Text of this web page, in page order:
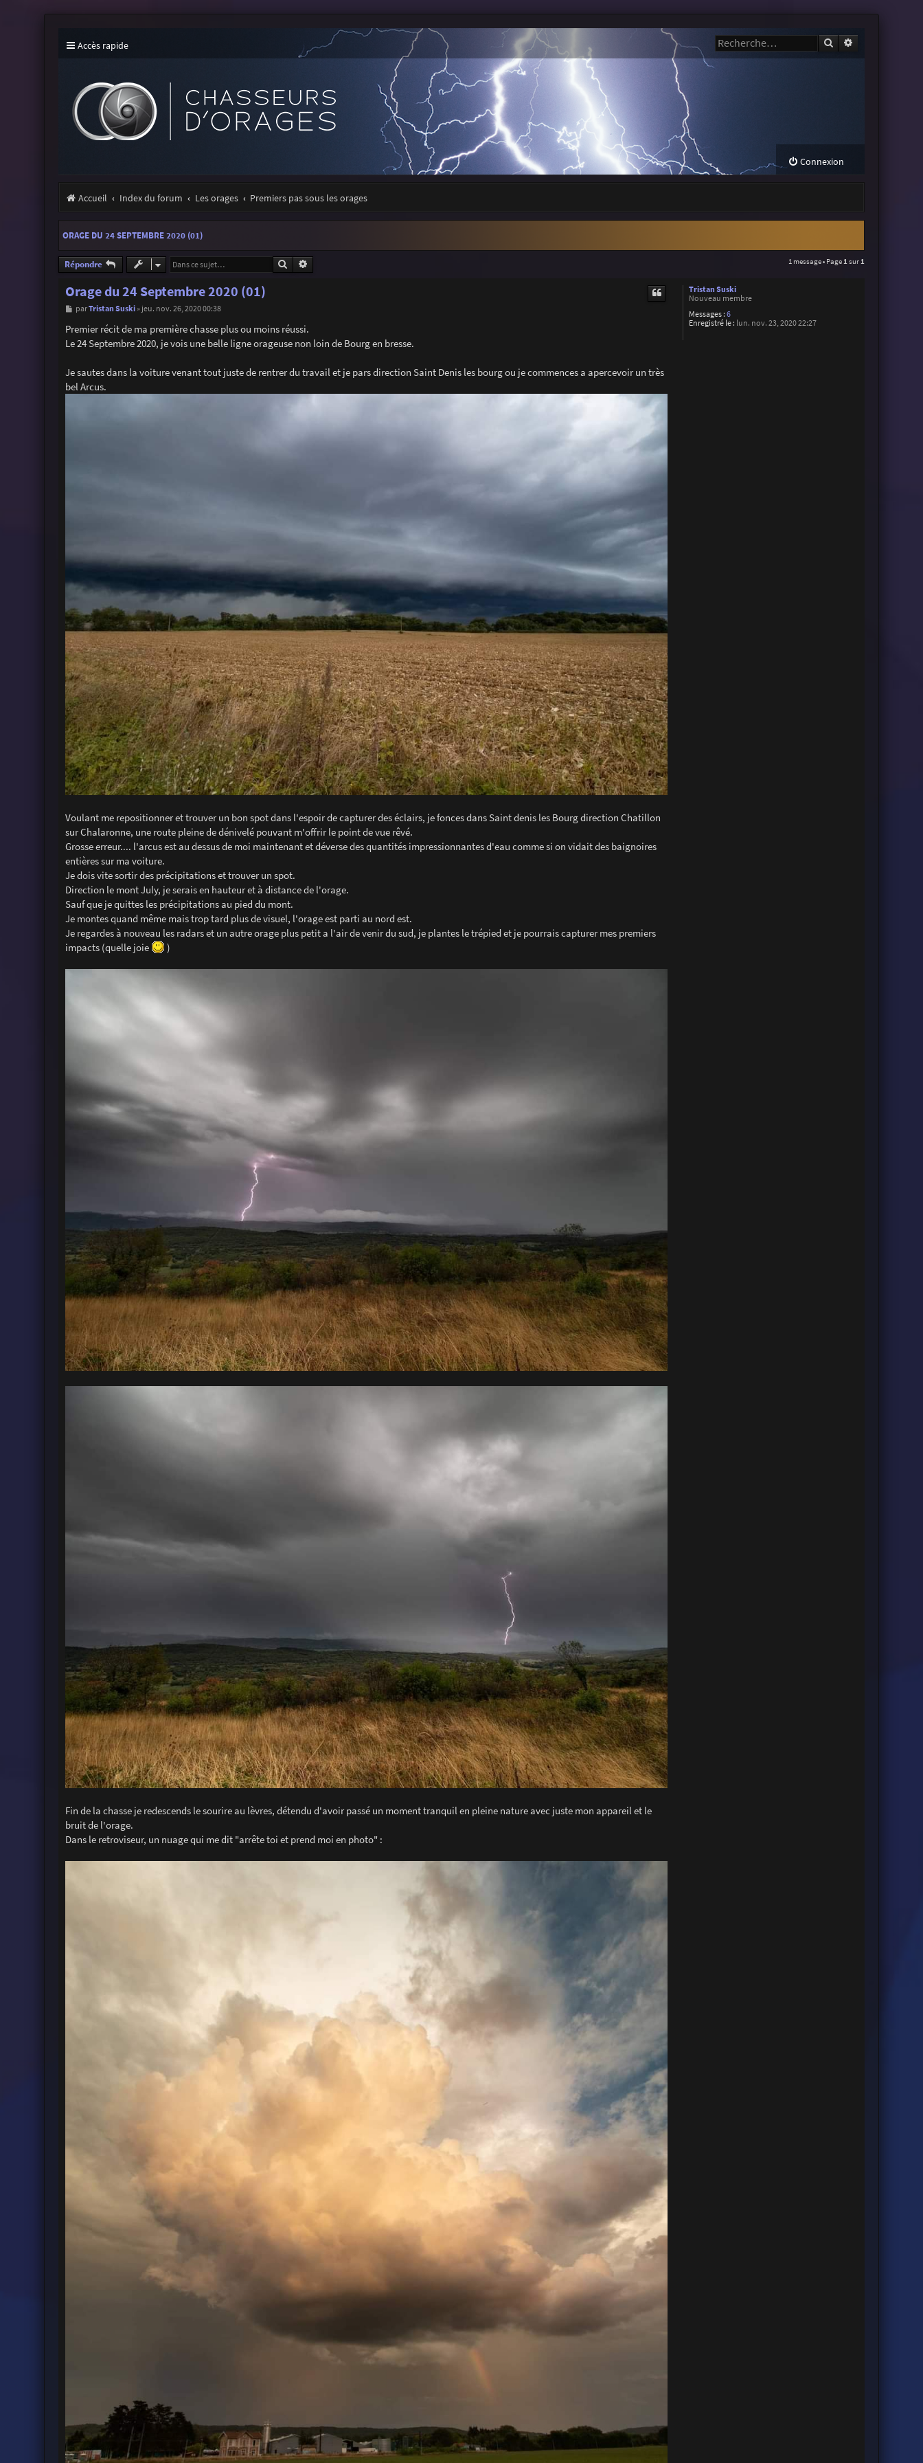
Accès rapide Rechercher
Connexion
Accueil Index du forum Les orages Premiers pas sous les orages
ORAGE DU 24 SEPTEMBRE 2020 (01)
Répondre Rechercher 1 message • Page 1 sur 1
Tristan Suski
Nouveau membre
Messages : 6
Enregistré le : lun. nov. 23, 2020 22:27
Orage du 24 Septembre 2020 (01)
M
s
s
a
parTristan Suski» jeu. nov. 26, 2020 00:38
Premier récit de ma première chasse plus ou moins réussi.
Le 24 Septembre 2020, je vois une belle ligne orageuse non loin de Bourg en bresse.
Je sautes dans la voiture venant tout juste de rentrer du travail et je pars direction Saint Denis les bourg ou je commences a apercevoir un très
bel Arcus.
Voulant me repositionner et trouver un bon spot dans l'espoir de capturer des éclairs, je fonces dans Saint denis les Bourg direction Chatillon
sur Chalaronne, une route pleine de dénivelé pouvant m'offrir le point de vue rêvé.
Grosse erreur.... l'arcus est au dessus de moi maintenant et déverse des quantités impressionnantes d'eau comme si on vidait des baignoires
entières sur ma voiture.
Je dois vite sortir des précipitations et trouver un spot.
Direction le mont July, je serais en hauteur et à distance de l'orage.
Sauf que je quittes les précipitations au pied du mont.
Je montes quand même mais trop tard plus de visuel, l'orage est parti au nord est.
Je regardes à nouveau les radars et un autre orage plus petit a l'air de venir du sud, je plantes le trépied et je pourrais capturer mes premiers
impacts (quelle joie
)
Fin de la chasse je redescends le sourire au lèvres, détendu d'avoir passé un moment tranquil en pleine nature avec juste mon appareil et le
bruit de l'orage.
Dans le retroviseur, un nuage qui me dit "arrête toi et prend moi en photo" :